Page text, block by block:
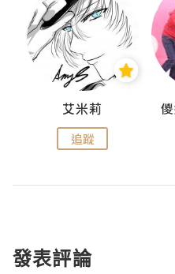
艾米莉
追蹤
發表評論